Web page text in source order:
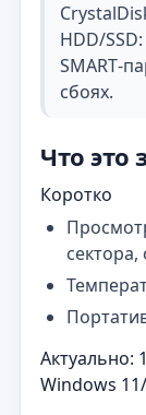
HDD/
сбоях.
Что это
Коротко
Актуально:
Windows